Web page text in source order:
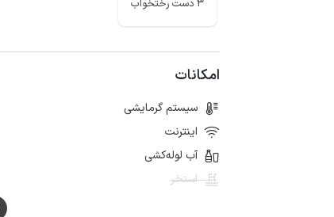
3 دست رختخواب
امکانات
سیستم گرمایشی
اینترنت
آب لوله‌کشی
استخر